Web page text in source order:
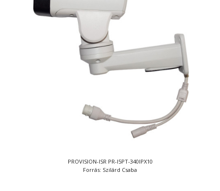
PROVISION-ISR PR-I5PT-340IPX10
Forrás: Szilárd Csaba